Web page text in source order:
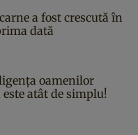
a fost crescută în
dată
oamenilor
este atât de simplu!